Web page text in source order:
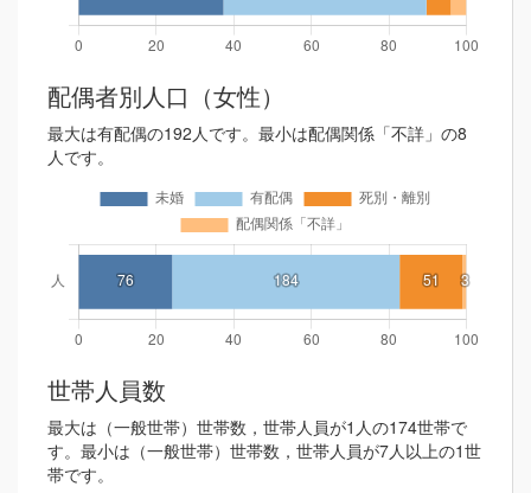
配偶者別人口（女性）
最大は有配偶の192人です。最小は配偶関係「不詳」の8
人です。
世帯人員数
最大は（一般世帯）世帯数，世帯人員が1人の174世帯で
す。最小は（一般世帯）世帯数，世帯人員が7人以上の1世
帯です。